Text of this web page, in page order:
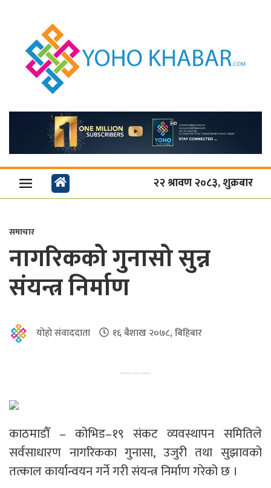
२२ श्रावण २०८३, शुक्रबार
समाचार
नागरिकको गुनासो सुन्न
संयन्त्र निर्माण
योहो संवाददाता १६ बैशाख २०७८, बिहिबार
काठमाडौँ – कोभिड–१९ संकट व्यवस्थापन समितिले
सर्वसाधारण नागरिकका गुनासा, उजुरी तथा सुझावको
तत्काल कार्यान्वयन गर्ने गरी संयन्त्र निर्माण गरेको छ ।